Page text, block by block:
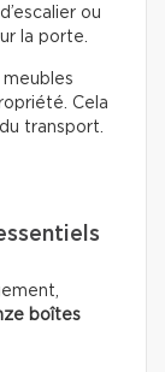
ou
la porte.
Cela
transport.
boîtes